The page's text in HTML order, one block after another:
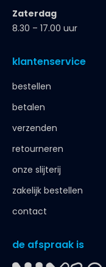
Zaterdag
8.30 – 17.00 uur
klantenservice
bestellen
betalen
verzenden
retourneren
onze slijterij
zakelijk bestellen
contact
de afspraak is